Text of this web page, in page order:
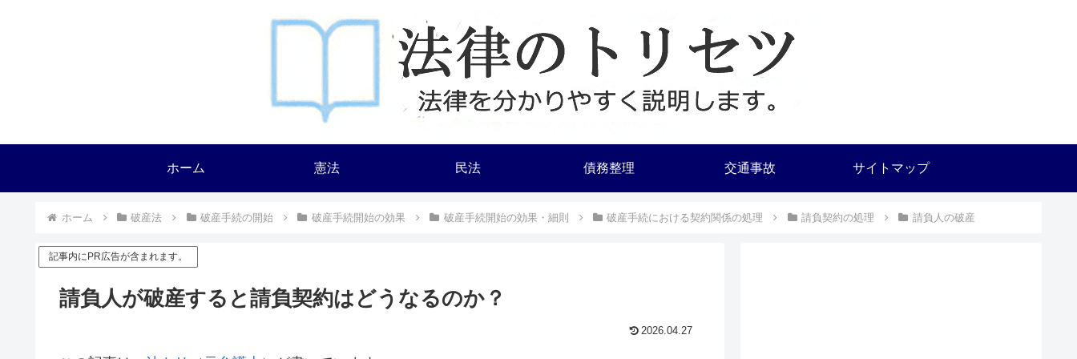
ホーム 憲法 民法 債務整理 交通事故 サイトマップ
ホーム 破産法 破産手続の開始 破産手続開始の効果 破産手続開始の効果・細則 破産手続における契約関係の処理 請負契約の処理 請負人の破産
記事内にPR広告が含まれます。
請負人が破産すると請負契約はどうなるのか？
2026.04.27